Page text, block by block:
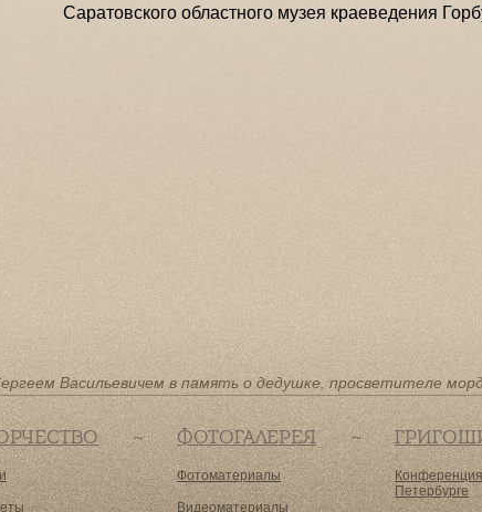
Саратовского областного музея краеведения
Васильевичем в память о дедушке, просветителе
ФОТОГАЛЕРЕЯ
Фотоматериалы
Видеоматериалы
Петербурге